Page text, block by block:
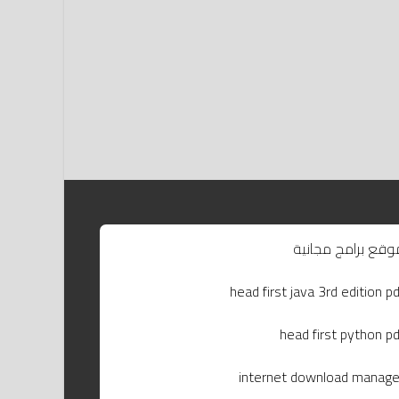
برامج مجانية
head first java 3rd edition
head first python
internet download